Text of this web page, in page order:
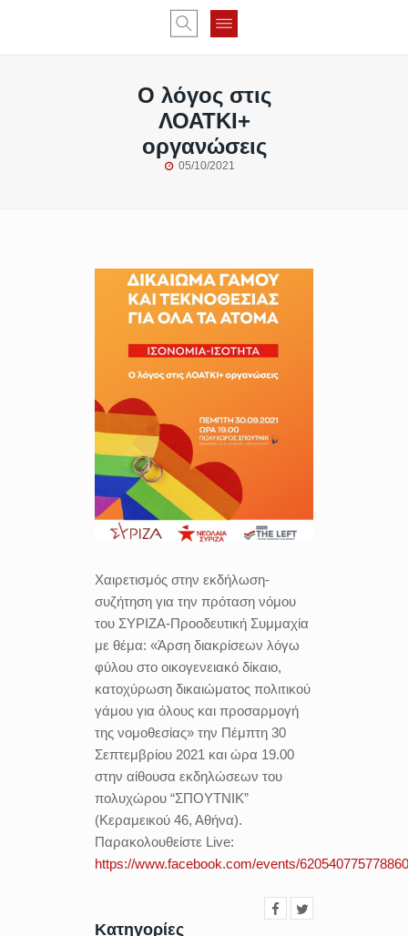
Ο λόγος στις
ΛΟΑΤΚΙ+
οργανώσεις
05/10/2021
Χαιρετισμός στην εκδήλωση-
συζήτηση για την πρόταση νόμου
του ΣΥΡΙΖΑ-Προοδευτική Συμμαχία
με θέμα: «Άρση διακρίσεων λόγω
φύλου στο οικογενειακό δίκαιο,
κατοχύρωση δικαιώματος πολιτικού
γάμου για όλους και προσαρμογή
της νομοθεσίας» την Πέμπτη 30
Σεπτεμβρίου 2021 και ώρα 19.00
στην αίθουσα εκδηλώσεων του
πολυχώρου “ΣΠΟΥΤΝΙΚ”
(Κεραμεικού 46, Αθήνα).
Παρακολουθείστε Live:
https://www.facebook.com/events/
Κατηγορίες